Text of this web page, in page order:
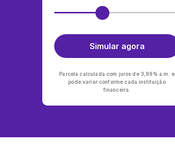
Simular agora
Parcela calculada com juros de 3,99% a.m. e
pode variar conforme cada instituição
financeira.